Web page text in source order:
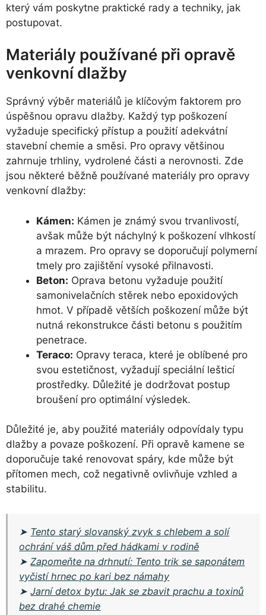
který vám poskytne praktické rady a techniky, jak
postupovat.
Materiály používané při opravě
venkovní dlažby
Správný výběr materiálů je klíčovým faktorem pro
úspěšnou opravu dlažby. Každý typ poškození
vyžaduje specifický přístup a použití adekvátní
stavební chemie a směsi. Pro opravy většinou
zahrnuje trhliny, vydrolené části a nerovnosti. Zde
jsou některé běžně používané materiály pro opravy
venkovní dlažby:
Kámen: Kámen je známý svou trvanlivostí,
avšak může být náchylný k poškození vlhkostí
a mrazem. Pro opravy se doporučují polymerní
tmely pro zajištění vysoké přilnavosti.
Beton: Oprava betonu vyžaduje použití
samonivelačních stěrek nebo epoxidových
hmot. V případě větších poškození může být
nutná rekonstrukce části betonu s použitím
penetrace.
Teraco: Opravy teraca, které je oblíbené pro
svou estetičnost, vyžadují speciální lešticí
prostředky. Důležité je dodržovat postup
broušení pro optimální výsledek.
Důležité je, aby použité materiály odpovídaly typu
dlažby a povaze poškození. Při opravě kamene se
doporučuje také renovovat spáry, kde může být
přítomen mech, což negativně ovlivňuje vzhled a
stabilitu.
➤ Tento starý slovanský zvyk s chlebem a solí
ochrání váš dům před hádkami v rodině
➤Zapomeňte na drhnutí: Tento trik se saponátem
vyčistí hrnec po kari bez námahy
➤Jarní detox bytu: Jak se zbavit prachu a toxinů
bez drahé chemie